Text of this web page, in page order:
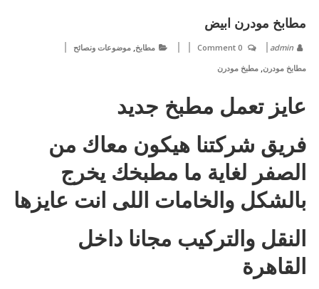
مطابخ مودرن ابيض
admin
0 Comment مطابخ, موضوعات ونصائح
مطابخ مودرن, مطبخ مودرن
عايز تعمل مطبخ جديد
فريق شركتنا هيكون معاك من
الصفر لغاية ما مطبخك يخرج
بالشكل والخامات اللى انت عايزها
النقل والتركيب مجانا داخل
القاهرة